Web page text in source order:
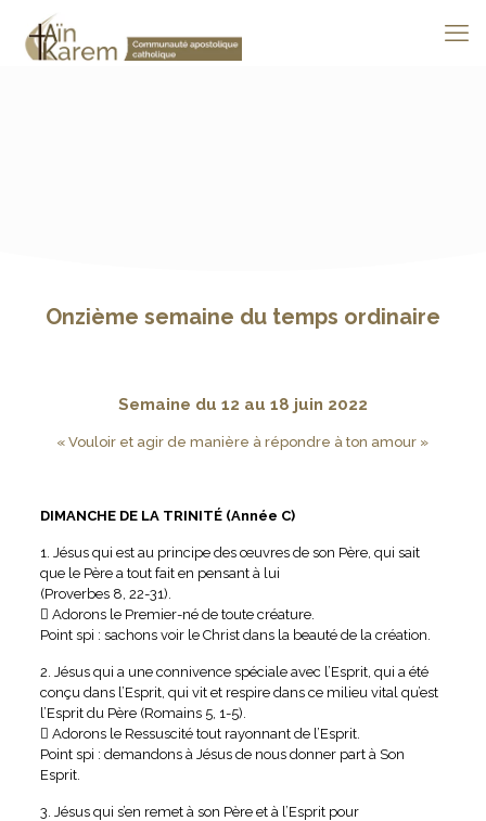
Onzième semaine du temps ordinaire
Semaine du 12 au 18 juin 2022
« Vouloir et agir de manière à répondre à ton amour »
DIMANCHE DE LA TRINITÉ (Année C)
1. Jésus qui est au principe des œuvres de son Père, qui sait
que le Père a tout fait en pensant à lui
(Proverbes 8, 22-31).
 Adorons le Premier-né de toute créature.
Point spi : sachons voir le Christ dans la beauté de la création.
2. Jésus qui a une connivence spéciale avec l’Esprit, qui a été
conçu dans l’Esprit, qui vit et respire dans ce milieu vital qu’est
l’Esprit du Père (Romains 5, 1-5).
 Adorons le Ressuscité tout rayonnant de l’Esprit.
Point spi : demandons à Jésus de nous donner part à Son
Esprit.
3. Jésus qui s’en remet à son Père et à l’Esprit pour